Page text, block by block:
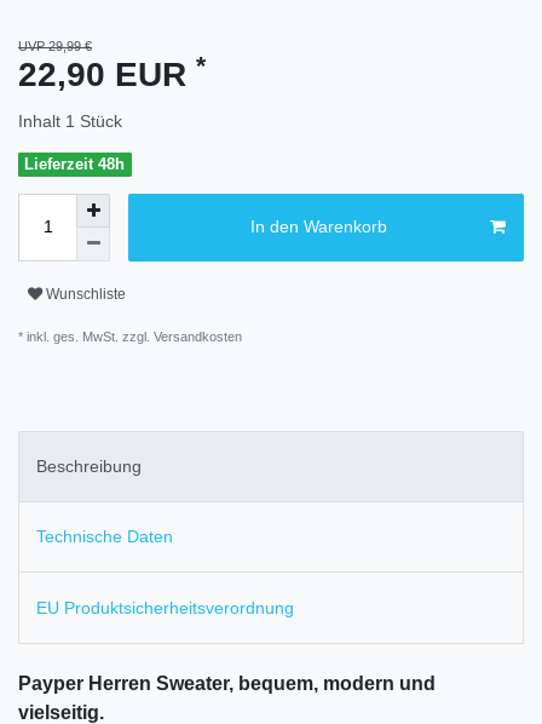
UVP 29,99 €
22,90 EUR *
Inhalt 1 Stück
Lieferzeit 48h
In den Warenkorb
Wunschliste
* inkl. ges. MwSt. zzgl. Versandkosten
Beschreibung
Technische Daten
EU Produktsicherheitsverordnung
Payper Herren Sweater, bequem, modern und
vielseitig.